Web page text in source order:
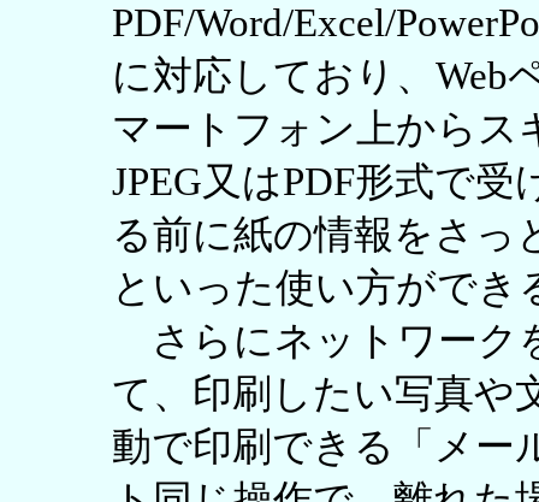
PDF/Word/Excel/
に対応しており、Web
マートフォン上からス
JPEG又はPDF形式で
る前に紙の情報をさっ
といった使い方ができ
さらにネットワーク
て、印刷したい写真や
動で印刷できる「メー